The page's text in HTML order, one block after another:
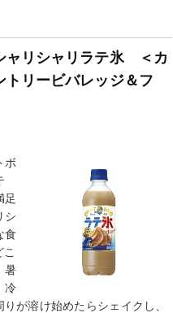
リシャリラテ氷 ＜カ
トリービバレッジ＆フ
ボ
足
シ
食
暑
冷
が溶け始めたらシェイクし、